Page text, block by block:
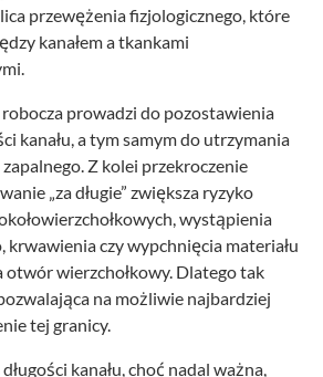
przewężenia fizjologicznego, które
kanałem a tkankami
prowadzi do pozostawienia
kanału, a tym samym do utrzymania
Z kolei przekroczenie
„za długie” zwiększa ryzyko
wystąpienia
krwawienia czy wypchnięcia materiału
otwór wierzchołkowy. Dlatego tak
na możliwie najbardziej
tej granicy.
kanału, choć nadal ważna,